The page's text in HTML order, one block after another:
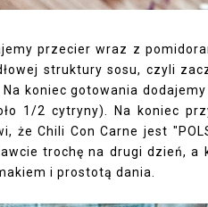
przecier wraz z
struktury sosu, czyli
koniec gotowania
1/2 cytryny). Na koniec
że Chili Con Carne jest
trochę na drugi dzień, a
i prostotą dania.